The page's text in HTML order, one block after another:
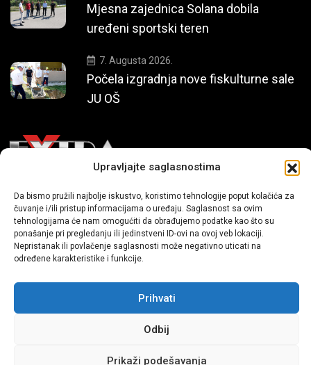
Upravljajte saglasnostima
Da bismo pružili najbolje iskustvo, koristimo tehnologije poput kolačića za
čuvanje i/ili pristup informacijama o uređaju. Saglasnost sa ovim
tehnologijama će nam omogućiti da obrađujemo podatke kao što su
ponašanje pri pregledanju ili jedinstveni ID-ovi na ovoj veb lokaciji.
Nepristanak ili povlačenje saglasnosti može negativno uticati na
određene karakteristike i funkcije.
Prihvati
Odbij
Prikaži podešavanja
Mjesna zajednica Solana dobila
uređeni sportski teren
7. Augusta 2026.
Počela izgradnja nove fiskulturne sale
JU OŠ
Mi smo moderni portal zabavnog karaktera koji donosi vijesti i
priče iz života, svijeta showbiza, lifestyle-a i popularne kulture.
Sva prava zadržana | extra.ba by profm.ba
Dev:www.senidh.com